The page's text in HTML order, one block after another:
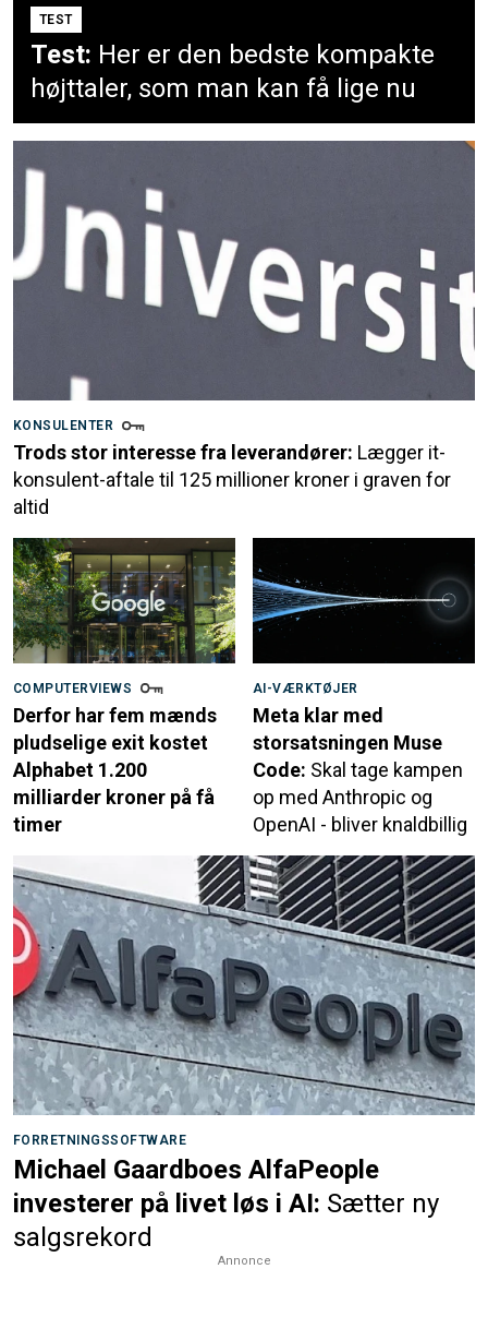
TEST
Test: Her er den bedste kompakte
højttaler, som man kan få lige nu
KONSULENTER
Trods stor interesse fra leverandører: Lægger it-
konsulent-aftale til 125 millioner kroner i graven for
altid
COMPUTERVIEWS
Derfor har fem mænds
pludselige exit kostet
Alphabet 1.200
milliarder kroner på få
timer
AI-VÆRKTØJER
Meta klar med
storsatsningen Muse
Code: Skal tage kampen
op med Anthropic og
OpenAI - bliver knaldbillig
FORRETNINGSSOFTWARE
Michael Gaardboes AlfaPeople
investerer på livet løs i AI: Sætter ny
salgsrekord
Annonce